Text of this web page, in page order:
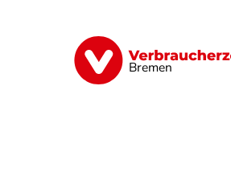
Bremen
Finanzen Digitales